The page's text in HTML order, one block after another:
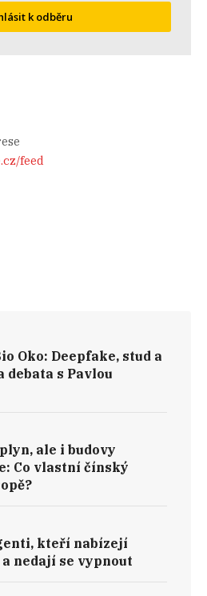
k odběru
feed
Oko: Deepfake, stud a
debata s Pavlou
ale i budovy
Co vlastní čínský
kteří nabízejí
nedají se vypnout